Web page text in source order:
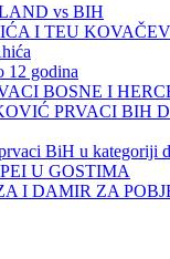
vs BIH
I TEU
12 godina
BOSNE I
PRVACI BIH
BiH u kategoriji
U GOSTIMA
I DAMIR ZA